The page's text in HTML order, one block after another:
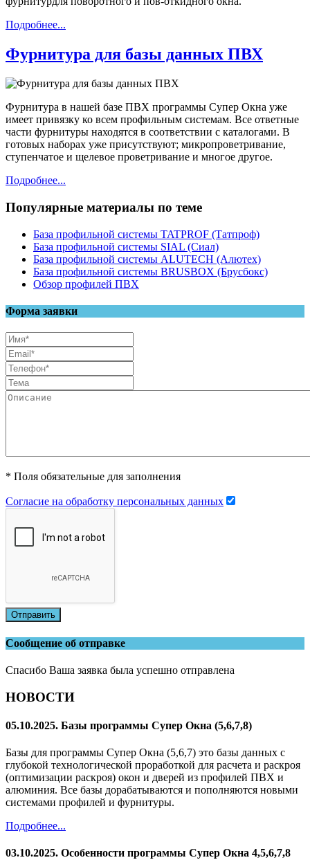
Подробнее...
Фурнитура для базы данных ПВХ
Фурнитура в нашей базе ПВХ программы Супер Окна уже
имеет привязку ко всем профильным системам. Все ответные
части фурнитуры находятся в соответствии с каталогами. В
готовых наборах уже присутствуют; микропроветривание,
ступенчатое и щелевое проветривание и многое другое.
Подробнее...
Популярные материалы по теме
База профильной системы TATPROF (Татпроф)
База профильной системы SIAL (Сиал)
База профильной системы ALUTECH (Алютех)
База профильной системы BRUSBOX (Брусбокс)
Обзор профилей ПВХ
Форма заявки
* Поля обязательные для заполнения
Согласие на обработку персональных данных
Отправить
Сообщение об отправке
Спасибо Ваша заявка была успешно отправлена
НОВОСТИ
05.10.2025. Базы программы Супер Окна (5,6,7,8)
Базы для программы Супер Окна (5,6,7) это базы данных с
глубокой технологической проработкой для расчета и раскроя
(оптимизации раскроя) окон и дверей из профилей ПВХ и
алюминия. Все базы дорабатываются и пополняются новыми
системами профилей и фурнитуры.
Подробнее...
03.10.2025. Особенности программы Супер Окна 4,5,6,7,8